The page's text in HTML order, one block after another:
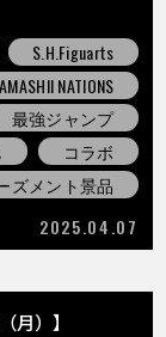
S.H.Figuarts
NATIONS
最強ジャンプ
コラボ
ズメント景品
2025.04.07
月）】